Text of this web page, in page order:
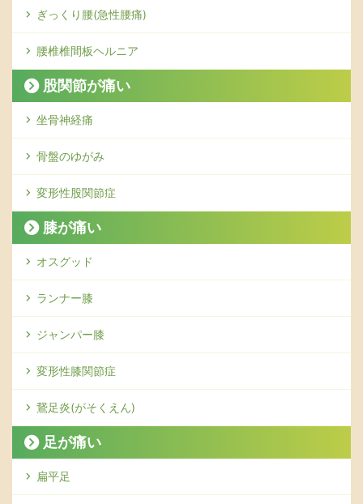
ぎっくり腰(急性腰痛)
腰椎椎間板ヘルニア
股関節が痛い
坐骨神経痛
骨盤のゆがみ
変形性股関節症
膝が痛い
オスグッド
ランナー膝
ジャンパー膝
変形性膝関節症
鵞足炎(がそくえん)
足が痛い
扁平足